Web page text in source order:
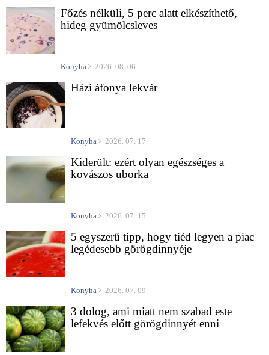
Főzés nélküli, 5 perc alatt elkészíthető,
hideg gyümölcsleves
Konyha 2026. 08. 06.
Házi áfonya lekvár
Konyha 2026. 07. 17.
Kiderült: ezért olyan egészséges a
kovászos uborka
Konyha 2026. 07. 15.
5 egyszerű tipp, hogy tiéd legyen a piac
legédesebb görögdinnyéje
Konyha 2026. 07. 09.
3 dolog, ami miatt nem szabad este
lefekvés előtt görögdinnyét enni